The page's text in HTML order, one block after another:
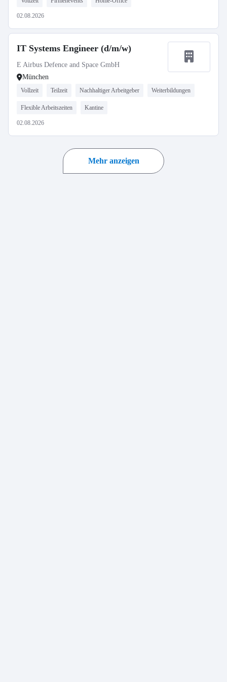
02.08.2026
IT Systems Engineer (d/m/w)
E Airbus Defence and Space GmbH
München
Vollzeit Teilzeit Nachhaltiger Arbeitgeber Weiterbildungen
Flexible Arbeitszeiten Kantine
02.08.2026
Mehr anzeigen